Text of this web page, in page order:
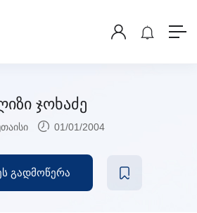
ჯოხაძე
01/01/2004
გადმოწერა